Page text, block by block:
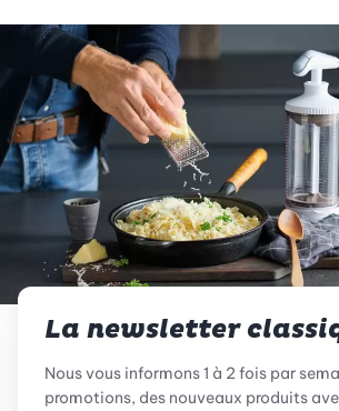
La newsletter
Nous vous informons 1 à 2 fois par
promotions, des nouveaux produits